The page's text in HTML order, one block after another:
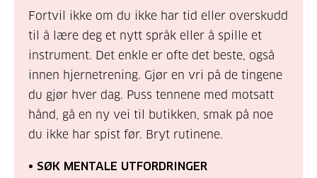
Fortvil ikke om du ikke har tid eller overskudd
til å lære deg et nytt språk eller å spille et
instrument. Det enkle er ofte det beste, også
innen hjernetrening. Gjør en vri på de tingene
du gjør hver dag. Puss tennene med motsatt
hånd, gå en ny vei til butikken, smak på noe
du ikke har spist før. Bryt rutinene.
• SØK MENTALE UTFORDRINGER